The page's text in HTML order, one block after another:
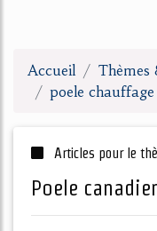
Accueil
Thèmes
poele chauffage
Articles pour le
poele